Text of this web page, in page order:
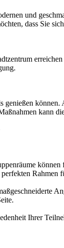
und
dass Sie
kann
Rahmen
Ihrer